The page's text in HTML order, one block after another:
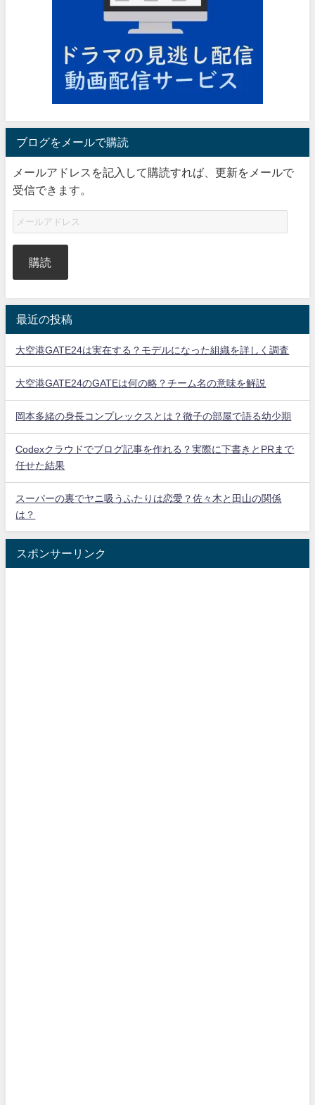
ブログをメールで購読
メールアドレスを記入して購読すれば、更新をメールで
受信できます。
購読
最近の投稿
大空港GATE24は実在する？モデルになった組織を詳しく調査
大空港GATE24のGATEは何の略？チーム名の意味を解説
岡本多緒の身長コンプレックスとは？徹子の部屋で語る幼少期
Codexクラウドでブログ記事を作れる？実際に下書きとPRまで
任せた結果
スーパーの裏でヤニ吸うふたりは恋愛？佐々木と田山の関係
は？
スポンサーリンク